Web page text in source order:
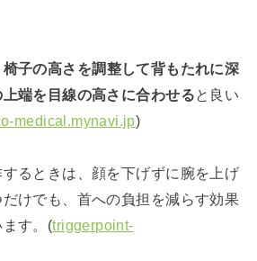
椅子の高さを調整して背もたれに深
端を目線の高さに合わせると良い
medical.mynavi.jp)
るときは、顔を下げずに腕を上げ
けでも、首への負担を減らす効果
す。(triggerpoint-